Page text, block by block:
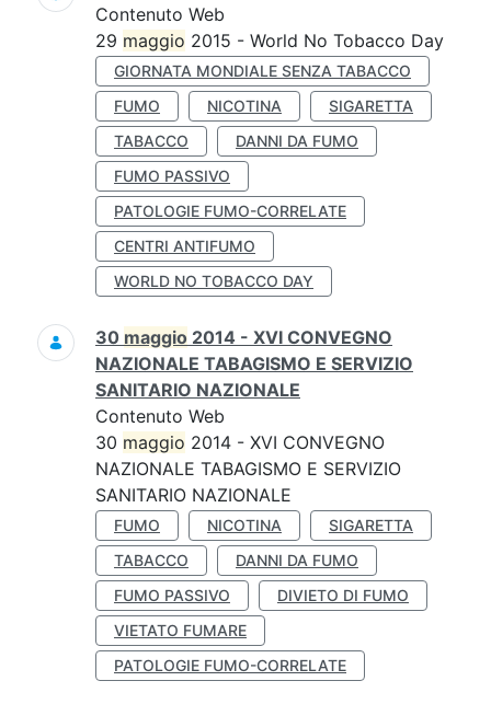
Contenuto Web
29 maggio 2015 - World No Tobacco Day
GIORNATA MONDIALE SENZA TABACCO
FUMO
NICOTINA
SIGARETTA
TABACCO
DANNI DA FUMO
FUMO PASSIVO
PATOLOGIE FUMO-CORRELATE
CENTRI ANTIFUMO
WORLD NO TOBACCO DAY
30 maggio 2014 - XVI CONVEGNO
NAZIONALE TABAGISMO E SERVIZIO
SANITARIO NAZIONALE
Contenuto Web
30 maggio 2014 - XVI CONVEGNO
NAZIONALE TABAGISMO E SERVIZIO
SANITARIO NAZIONALE
FUMO NICOTINA
SIGARETTA
TABACCO
DANNI DA FUMO
FUMO PASSIVO
DIVIETO DI FUMO
VIETATO FUMARE
PATOLOGIE FUMO-CORRELATE